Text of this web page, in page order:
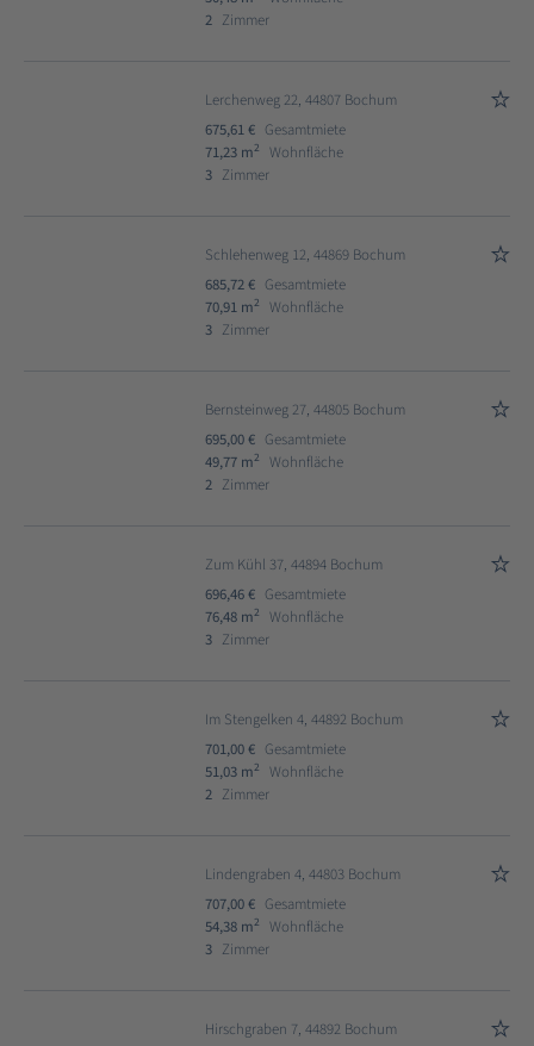
2 Zimmer
Lerchenweg 22, 44807 Bochum
675,61 € Gesamtmiete
71,23 m2
Wohnfläche
3 Zimmer
Schlehenweg 12, 44869 Bochum
685,72 € Gesamtmiete
70,91 m2
Wohnfläche
3 Zimmer
Bernsteinweg 27, 44805 Bochum
695,00 € Gesamtmiete
49,77 m2
Wohnfläche
2 Zimmer
Zum Kühl 37, 44894 Bochum
696,46 € Gesamtmiete
76,48 m2
Wohnfläche
3 Zimmer
Im Stengelken 4, 44892 Bochum
701,00 € Gesamtmiete
51,03 m2
Wohnfläche
2 Zimmer
Lindengraben 4, 44803 Bochum
707,00 € Gesamtmiete
54,38 m2
Wohnfläche
3 Zimmer
Hirschgraben 7, 44892 Bochum